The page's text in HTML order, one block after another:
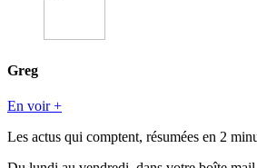
Greg
En voir +
Les actus qui comptent, résumées en 2